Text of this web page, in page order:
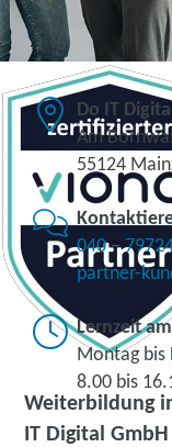
Weiterbildung
IT Digital GmbH
Do IT
Am
55124
040 –
partner-
Lernzeit
Montag bis
8.00 bis